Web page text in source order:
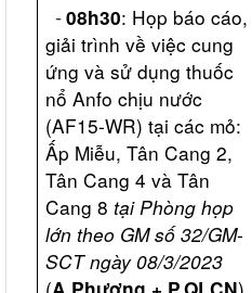
-08h30: Họp báo cáo,
giải trình về việc cung
ứng và sử dụng thuốc
nổ Anfo chịu nước
(AF15-WR) tại các mỏ:
Ấp Miễu, Tân Cang 2,
Tân Cang 4 và Tân
Cang 8 tại Phòng họp
lớn theo GM số 32/GM-
SCT ngày 08/3/2023